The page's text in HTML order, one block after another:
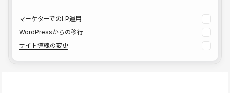
マーケターでのLP運用
WordPressからの移行
サイト導線の変更